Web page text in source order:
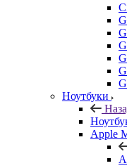
Ноутбуки
Apple